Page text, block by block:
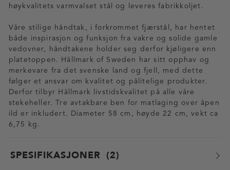
høykvalitets varmvalset stål og leveres fabrikkoljet.
Våre stilige håndtak, i forkrommet fjærstål, har hentet
både inspirasjon og funksjon fra vakre og solide gamle
vedovner, håndtakene holder seg derfor kjøligere enn
platetoppen. Hällmark of Sweden har sitt opphav og
merkevare fra det svenske land og fjell, med dette
følger et ansvar om kvalitet og pålitelige produkter.
Derfor tilbyr Hällmark livstidskvalitet på alle våre
stekeheller. Tre avtakbare ben for matlaging over åpen
ild er inkludert. Diameter 58 cm, høyde 22 cm, vekt ca
6,75 kg.
SPESIFIKASJONER 2